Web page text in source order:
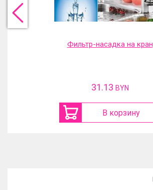
Фильтр-насадка на кран
31.13 BYN
В корзину